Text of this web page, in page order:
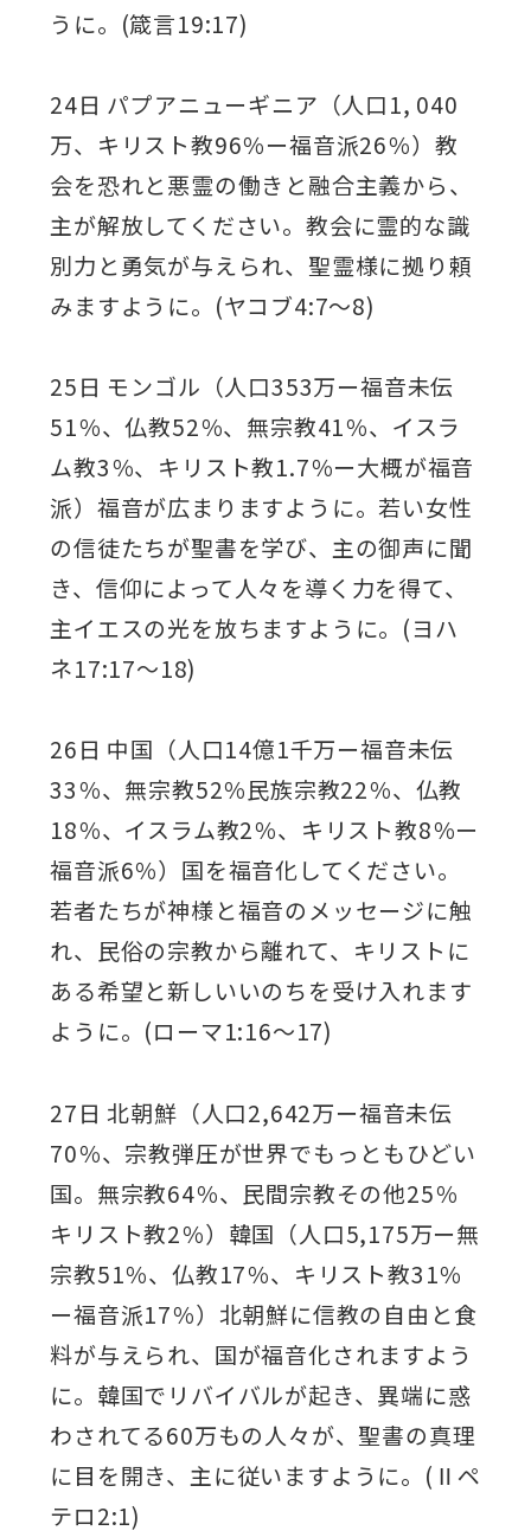
うに。(箴言19:17)
24日 パプアニューギニア（人口1, 040
万、キリスト教96％ー福音派26％）教
会を恐れと悪霊の働きと融合主義から、
主が解放してください。教会に霊的な識
別力と勇気が与えられ、聖霊様に拠り頼
みますように。(ヤコブ4:7～8)
25日 モンゴル（人口353万ー福音未伝
51％、仏教52％、無宗教41％、イスラ
ム教3％、キリスト教1.7％ー大概が福音
派）福音が広まりますように。若い女性
の信徒たちが聖書を学び、主の御声に聞
き、信仰によって人々を導く力を得て、
主イエスの光を放ちますように。(ヨハ
ネ17:17～18)
26日 中国（人口14億1千万ー福音未伝
33％、無宗教52％民族宗教22％、仏教
18％、イスラム教2％、キリスト教8％ー
福音派6％）国を福音化してください。
若者たちが神様と福音のメッセージに触
れ、民俗の宗教から離れて、キリストに
ある希望と新しいいのちを受け入れます
ように。(ローマ1:16～17)
27日 北朝鮮（人口2,642万ー福音未伝
70％、宗教弾圧が世界でもっともひどい
国。無宗教64％、民間宗教その他25％
キリスト教2％）韓国（人口5,175万ー無
宗教51％、仏教17％、キリスト教31％
ー福音派17％）北朝鮮に信教の自由と食
料が与えられ、国が福音化されますよう
に。韓国でリバイバルが起き、異端に惑
わされてる60万もの人々が、聖書の真理
に目を開き、主に従いますように。(Ⅱペ
テロ2:1)